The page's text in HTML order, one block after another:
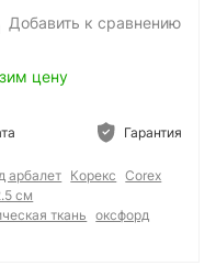
Добавить к сравнению
цену
Гарантия
арбалет Корекс
Corex
см
ткань
оксфорд